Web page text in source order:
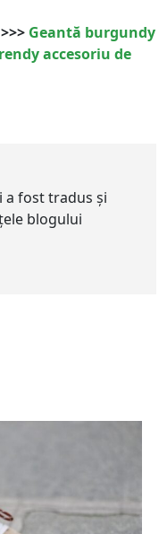
Geantă burgundy
accesoriu de
a fost tradus și
blogului